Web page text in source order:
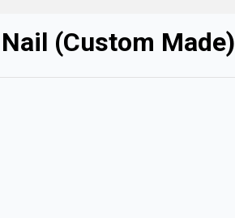
(Custom Made)